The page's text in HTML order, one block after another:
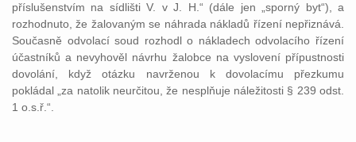
příslušenstvím na sídlišti V. v J. H.“ (dále jen „sporný byt“), a
rozhodnuto, že žalovaným se náhrada nákladů řízení nepřiznává.
Současně odvolací soud rozhodl o nákladech odvolacího řízení
účastníků a nevyhověl návrhu žalobce na vyslovení přípustnosti
dovolání, když otázku navrženou k dovolacímu přezkumu
pokládal „za natolik neurčitou, že nesplňuje náležitosti § 239 odst.
1 o.s.ř.“.